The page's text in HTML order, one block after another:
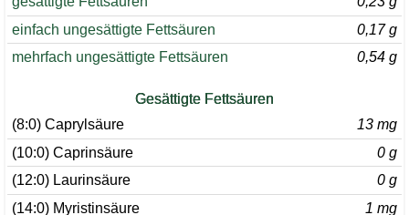
einfach ungesättigte Fettsäuren
0,17 g
mehrfach ungesättigte Fettsäuren
0,54 g
Gesättigte Fettsäuren
(8:0) Caprylsäure
13 mg
(10:0) Caprinsäure
0 g
(12:0) Laurinsäure
0 g
(14:0) Myristinsäure
1 mg